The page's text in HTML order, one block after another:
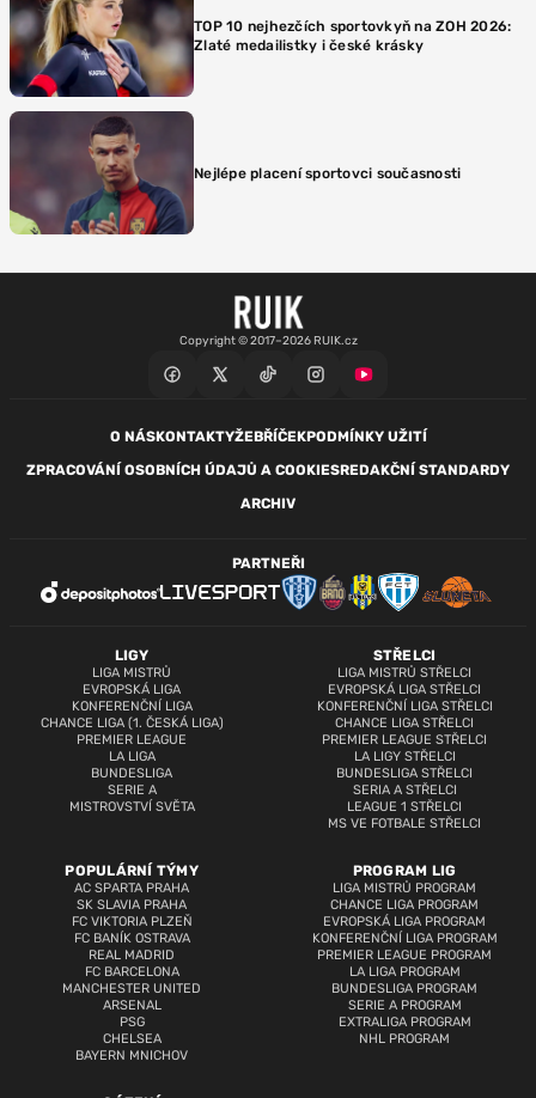
TOP 10 nejhezčích sportovkyň na ZOH 2026:
Zlaté medailistky i české krásky
Nejlépe placení sportovci současnosti
Copyright © 2017–2026 RUIK.cz
O NÁSKONTAKTYŽEBŘÍČEKPODMÍNKY UŽITÍ
ZPRACOVÁNÍ OSOBNÍCH ÚDAJŮ A COOKIESREDAKČNÍ STANDARDY
ARCHIV
LIGY
LIGA MISTRŮ
EVROPSKÁ LIGA
KONFERENČNÍ LIGA
CHANCE LIGA (1. ČESKÁ LIGA)
PREMIER LEAGUE
LA LIGA
BUNDESLIGA
SERIE A
MISTROVSTVÍ SVĚTA
STŘELCI
LIGA MISTRŮ STŘELCI
EVROPSKÁ LIGA STŘELCI
KONFERENČNÍ LIGA STŘELCI
CHANCE LIGA STŘELCI
PREMIER LEAGUE STŘELCI
LA LIGY STŘELCI
BUNDESLIGA STŘELCI
SERIA A STŘELCI
LEAGUE 1 STŘELCI
MS VE FOTBALE STŘELCI
POPULÁRNÍ TÝMY
AC SPARTA PRAHA
SK SLAVIA PRAHA
FC VIKTORIA PLZEŇ
FC BANÍK OSTRAVA
REAL MADRID
FC BARCELONA
MANCHESTER UNITED
ARSENAL
PSG
CHELSEA
BAYERN MNICHOV
PROGRAM LIG
LIGA MISTRŮ PROGRAM
CHANCE LIGA PROGRAM
EVROPSKÁ LIGA PROGRAM
KONFERENČNÍ LIGA PROGRAM
PREMIER LEAGUE PROGRAM
LA LIGA PROGRAM
BUNDESLIGA PROGRAM
SERIE A PROGRAM
EXTRALIGA PROGRAM
NHL PROGRAM
PARTNEŘI